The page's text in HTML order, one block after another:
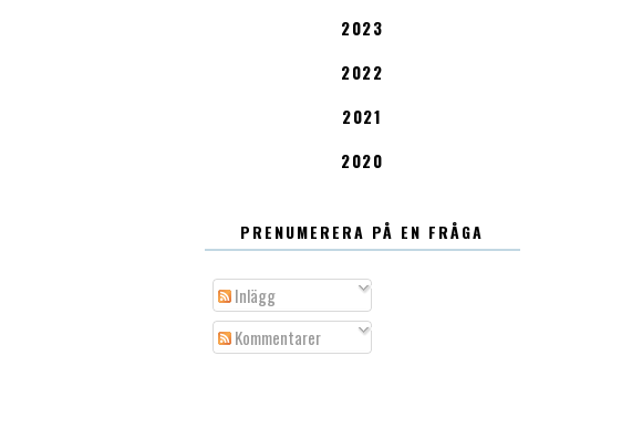
2023
2022
2021
2020
PRENUMERERA PÅ EN FRÅGA
Inlägg
Kommentarer